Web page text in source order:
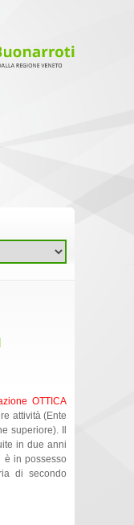
OTTICA
attività (Ente
superiore). Il
in due anni
è in possesso
di secondo